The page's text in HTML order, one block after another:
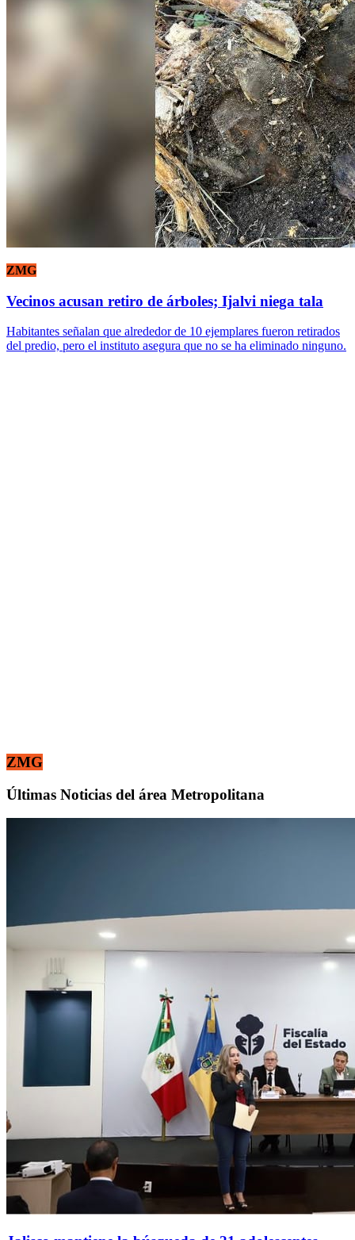
ZMG
Vecinos acusan retiro de árboles; Ijalvi niega tala
Habitantes señalan que alrededor de 10 ejemplares fueron retirados
del predio, pero el instituto asegura que no se ha eliminado ninguno.
ZMG
Últimas Noticias del área Metropolitana